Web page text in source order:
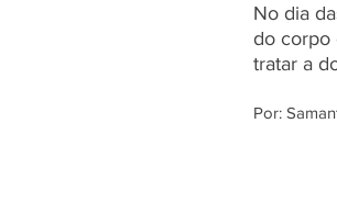
No dia
do corpo
tratar a
Por: